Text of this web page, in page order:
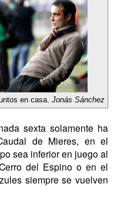
en casa. Jonás Sánchez
sexta solamente ha
de Mieres, en el
sea inferior en juego al
del Espino o en el
siempre se vuelven